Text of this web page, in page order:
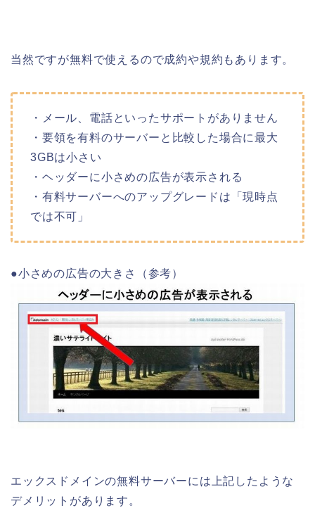
当然ですが無料で使えるので成約や規約もあります。
・メール、電話といったサポートがありません
・要領を有料のサーバーと比較した場合に最大
3GBは小さい
・ヘッダーに小さめの広告が表示される
・有料サーバーへのアップグレードは「現時点
では不可」
●小さめの広告の大きさ（参考）
エックスドメインの無料サーバーには上記したような
デメリットがあります。